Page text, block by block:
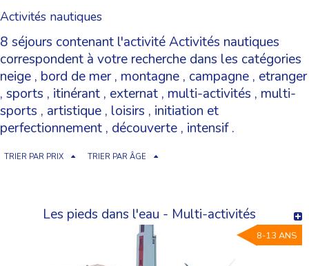
Activités nautiques
8 séjours contenant l'activité Activités nautiques
correspondent à votre recherche dans les catégories
neige , bord de mer, montagne , campagne , etranger
, sports , itinérant , externat , multi-activités , multi-
sports , artistique , loisirs , initiation et
perfectionnement , découverte , intensif.
TRIER PAR PRIX TRIER PAR ÂGE
Les pieds dans l'eau - Multi-activités
8-13 ANS